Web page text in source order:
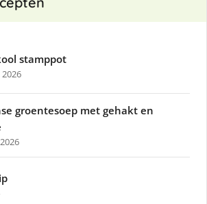
stamppot
groentesoep met gehakt en